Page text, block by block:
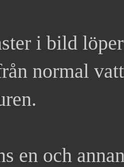
i bild
normal
en och